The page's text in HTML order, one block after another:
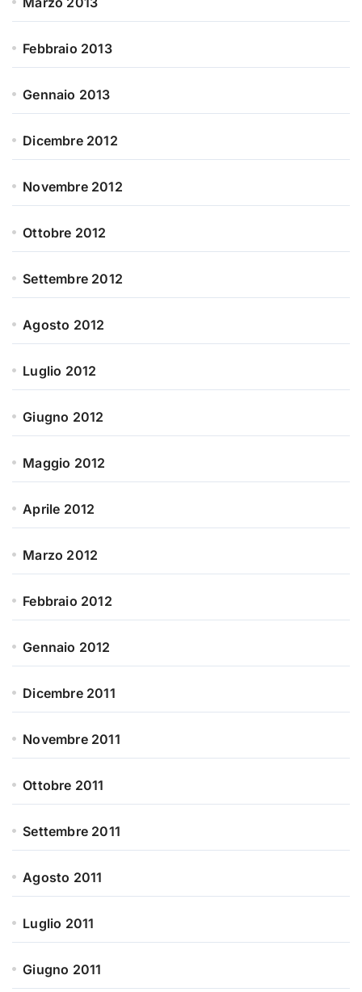
Febbraio 2013
Gennaio 2013
Dicembre 2012
Novembre 2012
Ottobre 2012
Settembre 2012
Agosto 2012
Luglio 2012
Giugno 2012
Maggio 2012
Aprile 2012
Marzo 2012
Febbraio 2012
Gennaio 2012
Dicembre 2011
Novembre 2011
Ottobre 2011
Settembre 2011
Agosto 2011
Luglio 2011
Giugno 2011